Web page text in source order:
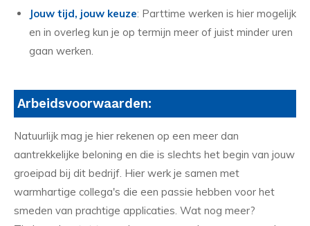
Jouw tijd, jouw keuze: Parttime werken is hier mogelijk
en in overleg kun je op termijn meer of juist minder uren
gaan werken.
Arbeidsvoorwaarden:
Natuurlijk mag je hier rekenen op een meer dan
aantrekkelijke beloning en die is slechts het begin van jouw
groeipad bij dit bedrijf. Hier werk je samen met
warmhartige collega's die een passie hebben voor het
smeden van prachtige applicaties. Wat nog meer?